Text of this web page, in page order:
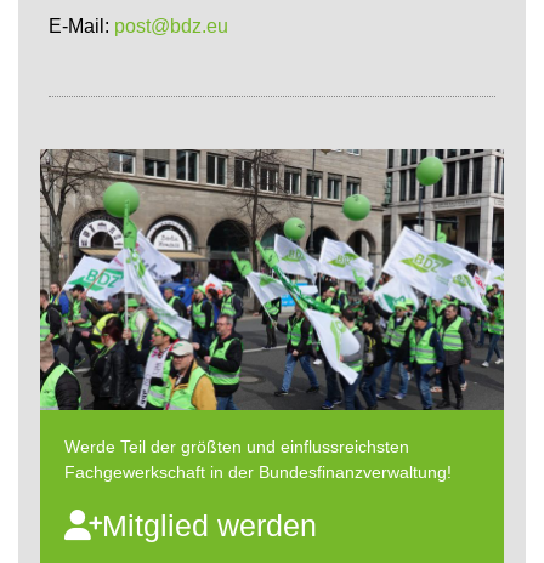
E-Mail: post@bdz.eu
Werde Teil der größten und einflussreichsten
Fachgewerkschaft in der Bundesfinanzverwaltung!
Mitglied werden